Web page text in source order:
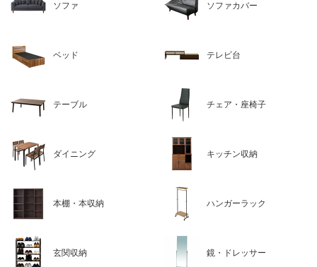
ソファ ソファカバー
ベッド テレビ台
テーブル チェア・座椅子
ダイニング キッチン収納
本棚・本収納 ハンガーラック
玄関収納 鏡・ドレッサー